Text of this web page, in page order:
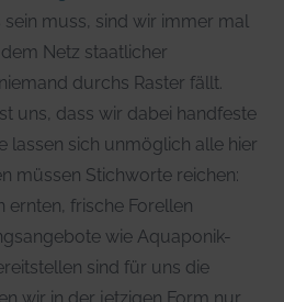
sein muss, sind wir immer mal
Netz staatlicher
durchs Raster fällt.
uns, dass wir dabei handfeste
lassen sich unmöglich alle hier
müssen Stichworte reichen:
ernten, frische Forellen
wie Aquaponik-
sind für uns die